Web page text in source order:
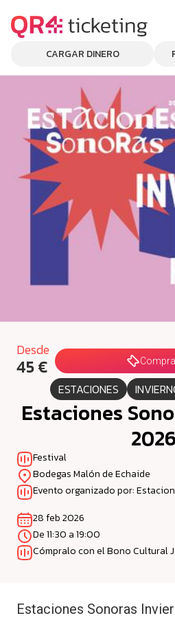
CARGAR DINERO
Desde
45 €
ESTACIONES
Estaciones
2026
Festival
Bodegas Malón de Echaide
Evento organizado por:
28 feb 2026
De 11:30 a 19:00
Cómpralo con el Bono Cultural
Estaciones Sonoras